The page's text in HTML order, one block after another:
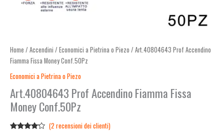
Home / Accendini / Economici a Pietrina o Piezo / Art.40804643 Prof Accendino
Fiamma Fissa Money Conf.50Pz
Economici a Pietrina o Piezo
Art.40804643 Prof Accendino Fiamma Fissa
Money Conf.50Pz
(2 recensioni dei clienti)